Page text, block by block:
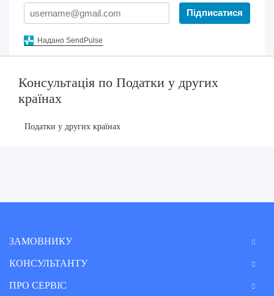
Підписатися
Надано SendPulse
Консультація по Податки у других
країнах
Податки у других країнах
ЗАМОВНИКУ
КОНСУЛЬТАНТУ
ПРО СЕРВІС